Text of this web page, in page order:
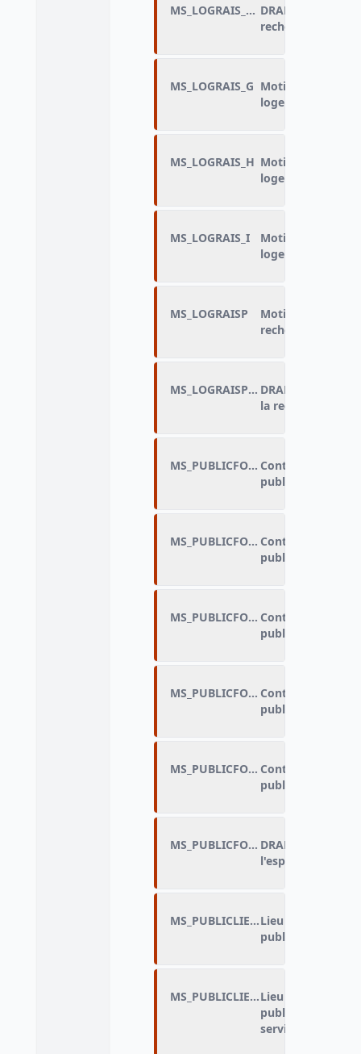
MS_LOGRAIS_FLAGDRAP_Motif de
recherche de
MS_LOGRAIS_G Motif de
logement :
MS_LOGRAIS_H Motif de
logement :
MS_LOGRAIS_I
Motif de
logement : Autre
MS_LOGRAISP
Motif principal
recherche de
MS_LOGRAISP_DRAPDRAP_Motif
la recherche de
MS_PUBLICFORME_AContexte des
public : senti
MS_PUBLICFORME_BContexte des
public :
MS_PUBLICFORME_CContexte des
public : senti en
MS_PUBLICFORME_DContexte des
public :
MS_PUBLICFORME_EContexte des
public : espace
MS_PUBLICFORME_FLAGDRAP_Contexte
l'espace public
MS_PUBLICLIEU_ALieu des
public : magasin
MS_PUBLICLIEU_BLieu des
public :
services